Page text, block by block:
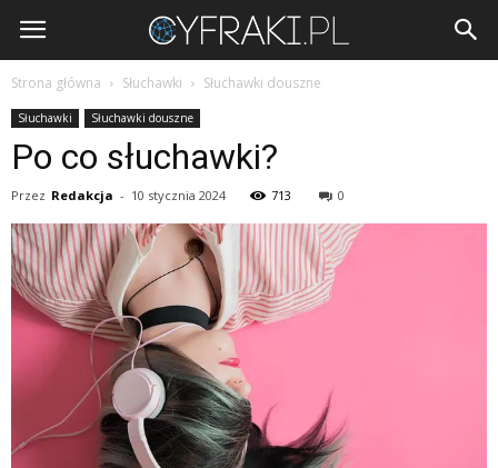
Cyfraki.pl
Strona główna Słuchawki Słuchawki douszne
Słuchawki Słuchawki douszne
Po co słuchawki?
Przez Redakcja - 10 stycznia 2024 713 0